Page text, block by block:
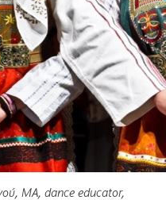
MA, dance educator,